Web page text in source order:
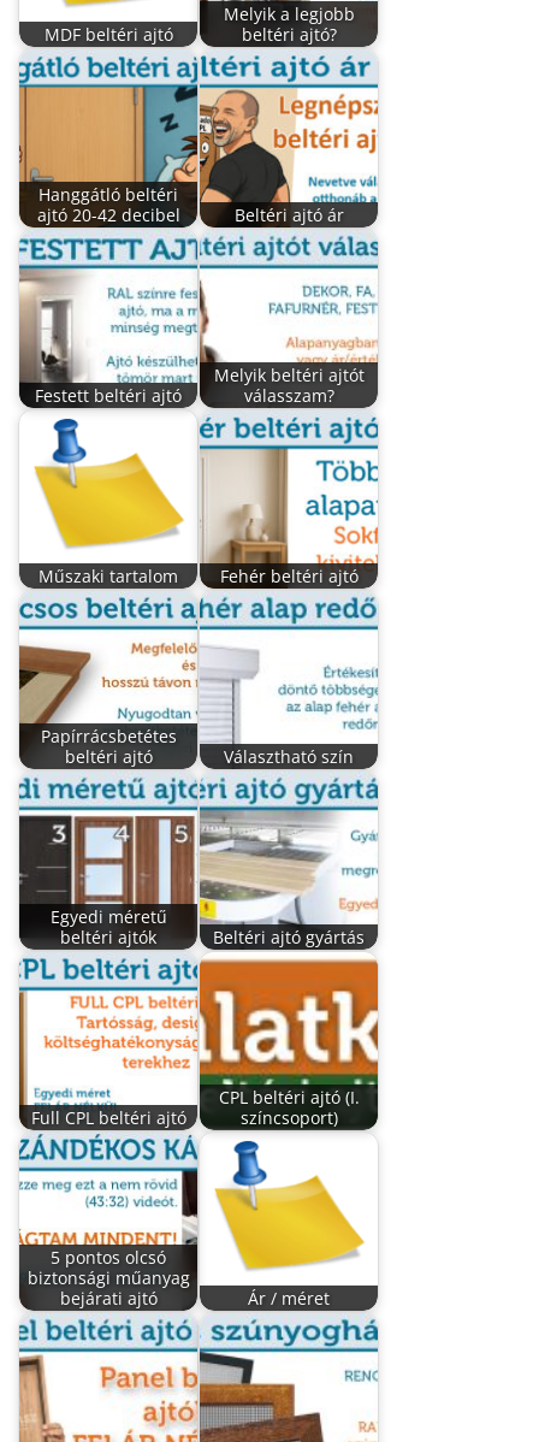
MDF beltéri ajtó
Melyik a legjobb
beltéri ajtó?
Hanggátló beltéri
ajtó 20-42 decibel
Beltéri ajtó ár
Festett beltéri ajtó
Melyik beltéri ajtót
válasszam?
Műszaki tartalom Fehér beltéri ajtó
Papírrácsbetétes
beltéri ajtó
Választható szín
Egyedi méretű
beltéri ajtók
Beltéri ajtó gyártás
Full CPL beltéri ajtó
CPL beltéri ajtó (I.
színcsoport)
5 pontos olcsó
biztonsági műanyag
bejárati ajtó
Ár / méret